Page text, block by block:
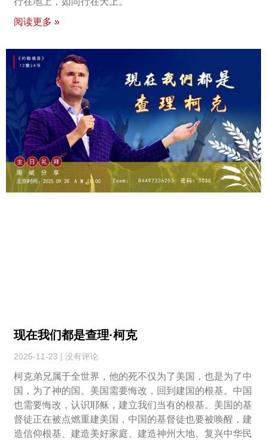
阅读更多 »
现在我们都是查理·柯克
2025-11-23 没有评论
柯克弟兄属于全世界，他的死不仅为了美国，也是为了中
国，为了神的国。美国需要悔改，回到建国的根基。中国
也需要悔改，认识耶稣，建立我们当有的根基。美国的基
督徒正在被点燃重建美国，中国的基督徒也要被唤醒，建
造信仰根基、建造美好家庭、建造神州大地、复兴中华民